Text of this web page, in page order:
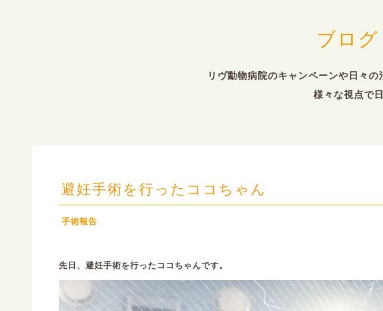
ブロ
リヴ動物病院のキャンペーンや日々
様々な視点で
避妊手術を行ったココちゃん
手術報告
先日、避妊手術を行ったココちゃんです。